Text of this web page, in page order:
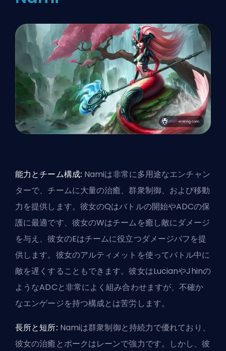
能力とチーム構成: Namiは非常に多用途なエンチャン
ターで、チームに大量の治癒、群衆制御、および移動
力を提供します。彼女のQはバトルの開始やADCの保
護に最適です、彼女のWはチームを癒し敵にダメージ
を与え、彼女のEはチームに役立つダメージバフを提
供します。彼女のアルティメットを使ってバトル中に
敵を遅くすることもできます。彼女はLucianやJhinの
ようなADCと非常によく組み合わせますが、不確か
なエンゲージを持つ構成とは苦労します。
長所と短所: Namiは群衆制御と持続力で優れており、
彼女の治癒とポークはレーンで強力です。しかし、彼